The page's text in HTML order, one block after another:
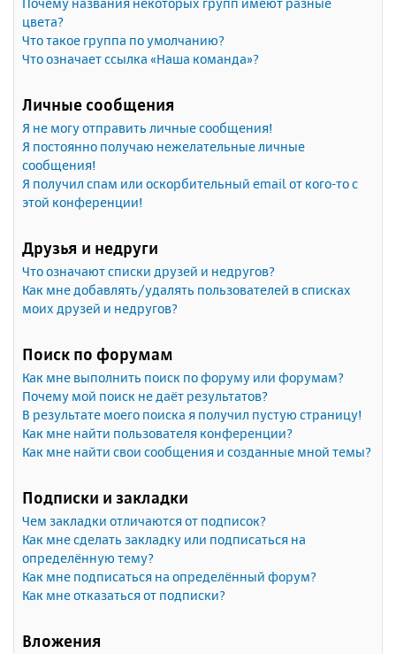
цвета?
Что такое группа по умолчанию?
Что означает ссылка «Наша команда»?
Личные сообщения
Я не могу отправить личные сообщения!
Я постоянно получаю нежелательные личные
сообщения!
Я получил спам или оскорбительный email от кого-то с
этой конференции!
Друзья и недруги
Что означают списки друзей и недругов?
Как мне добавлять/удалять пользователей в списках
моих друзей и недругов?
Поиск по форумам
Как мне выполнить поиск по форуму или форумам?
Почему мой поиск не даёт результатов?
В результате моего поиска я получил пустую страницу!
Как мне найти пользователя конференции?
Как мне найти свои сообщения и созданные мной темы?
Подписки и закладки
Чем закладки отличаются от подписок?
Как мне сделать закладку или подписаться на
определённую тему?
Как мне подписаться на определённый форум?
Как мне отказаться от подписки?
Вложения